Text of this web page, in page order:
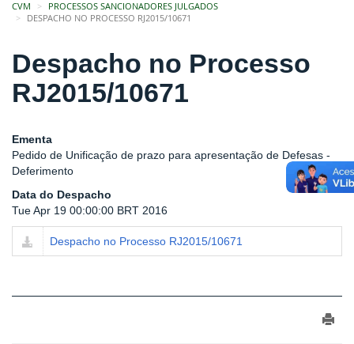
CVM
PROCESSOS SANCIONADORES JULGADOS
DESPACHO NO PROCESSO RJ2015/10671
Despacho no Processo
RJ2015/10671
Ementa
Pedido de Unificação de prazo para apresentação de Defesas -
Deferimento
Data do Despacho
Tue Apr 19 00:00:00 BRT 2016
Despacho no Processo RJ2015/10671